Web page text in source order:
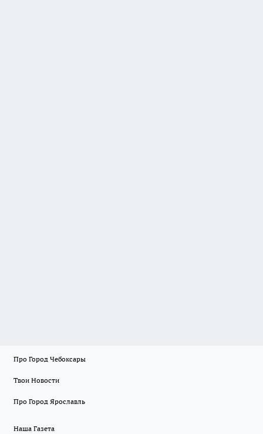
Про Город Чебоксары
Твои Новости
Про Город Ярославль
Наша Газета